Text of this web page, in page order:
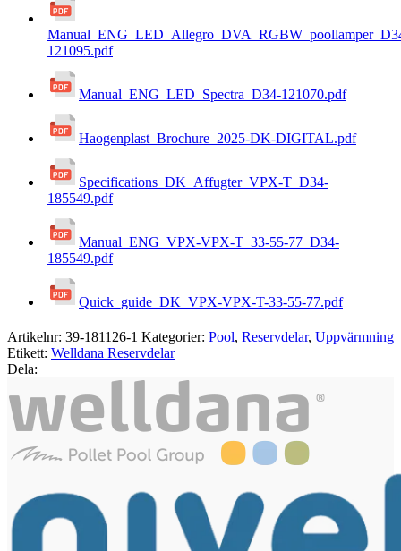
121095.pdf
Manual_ENG_LED_Spectra_D34-121070.pdf
Haogenplast_Brochure_2025-DK-DIGITAL.pdf
Specifications_DK_Affugter_VPX-T_D34-
185549.pdf
Manual_ENG_VPX-VPX-T_33-55-77_D34-
185549.pdf
Quick_guide_DK_VPX-VPX-T-33-55-77.pdf
Artikelnr: 39-181126-1 Kategorier: Pool, Reservdelar, Uppvärmning
Etikett: Welldana Reservdelar
Dela: